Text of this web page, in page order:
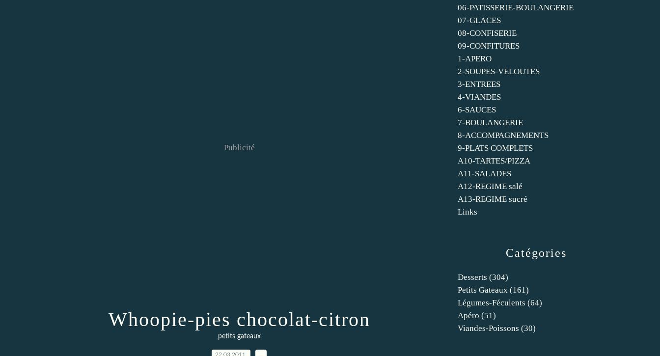
Publicité
Whoopie-pies chocolat-citron
petits gateaux
22.03.2011
Catégories
Desserts (304)
Petits Gateaux (161)
Légumes-Féculents (64)
Apéro (51)
Viandes-Poissons (30)
06-PATISSERIE-BOULANGERIE
07-GLACES
08-CONFISERIE
09-CONFITURES
1-APERO
2-SOUPES-VELOUTES
3-ENTREES
4-VIANDES
6-SAUCES
7-BOULANGERIE
8-ACCOMPAGNEMENTS
9-PLATS COMPLETS
A10-TARTES/PIZZA
A11-SALADES
A12-REGIME salé
A13-REGIME sucré
Links